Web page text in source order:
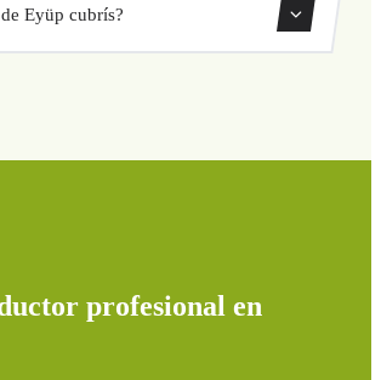
nuestro sistema de reservas.
Eyüp cubrís?
profesional en